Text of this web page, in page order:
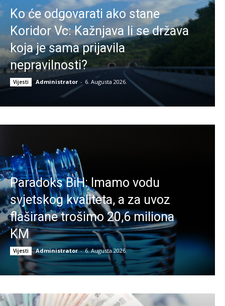
Ko će odgovarati ako stane
Koridor Vc: Kažnjava li se država
koja je sama prijavila
nepravilnosti?
Vijesti Administrator - 6. Augusta 2026.
Paradoks BiH: Imamo vodu
svjetskog kvaliteta, a za uvoz
flaširane trošimo 20,6 miliona
KM
Vijesti Administrator - 6. Augusta 2026.